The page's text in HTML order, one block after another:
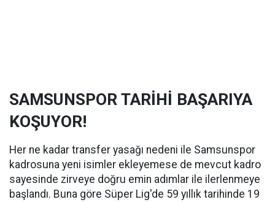
SAMSUNSPOR TARİHİ BAŞARIYA
KOŞUYOR!
Her ne kadar transfer yasağı nedeni ile Samsunspor
kadrosuna yeni isimler ekleyemese de mevcut kadro
sayesinde zirveye doğru emin adımlar ile ilerlenmeye
başlandı. Buna göre Süper Lig'de 59 yıllık tarihinde 19